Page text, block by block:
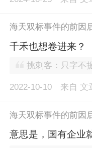
海天双标事件的前因
千禾也想卷进来？
挑刺客：只字不
2022-10-10 来自 文
海天双标事件的前因
意思是，国有企业